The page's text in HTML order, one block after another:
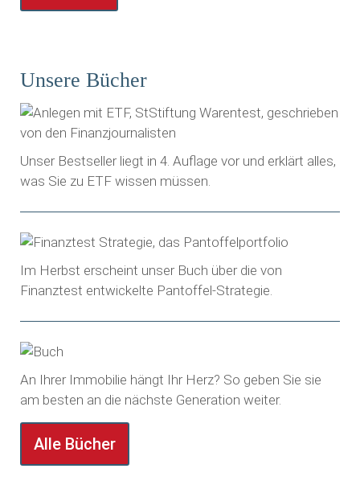
Unsere Bücher
Unser Bestseller liegt in 4. Auflage vor und erklärt alles,
was Sie zu ETF wissen müssen.
Im Herbst erscheint unser Buch über die von
Finanztest entwickelte Pantoffel-Strategie.
An Ihrer Immobilie hängt Ihr Herz? So geben Sie sie
am besten an die nächste Generation weiter.
Alle Bücher